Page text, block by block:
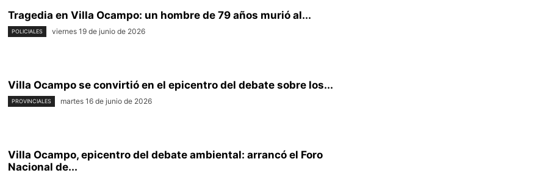
Tragedia en Villa Ocampo: un hombre de 79 años murió al...
POLICIALES viernes 19 de junio de 2026
Villa Ocampo se convirtió en el epicentro del debate sobre los...
PROVINCIALES martes 16 de junio de 2026
Villa Ocampo, epicentro del debate ambiental: arrancó el Foro
Nacional de...